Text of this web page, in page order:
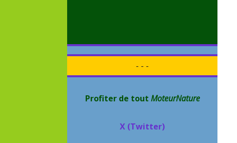
- - -
Profiter de tout MoteurNature
X (Twitter)